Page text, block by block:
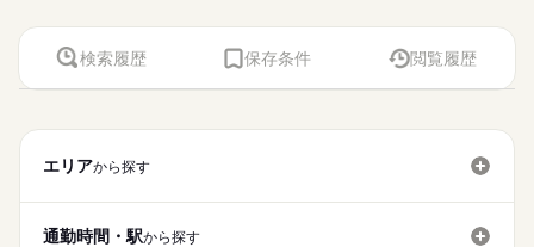
検索履歴 保存条件 閲覧履歴
エリアから探す
通勤時間・駅から探す